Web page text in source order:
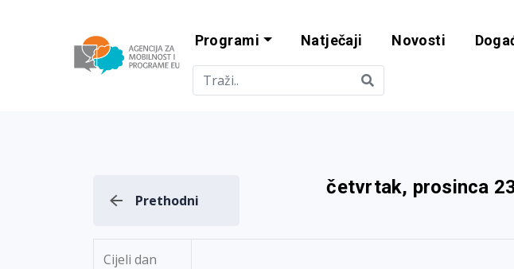
Agencija za mobilnost
Programi Natječaji Novosti
Prethodni
četvrtak, prosinca
Cijeli dan